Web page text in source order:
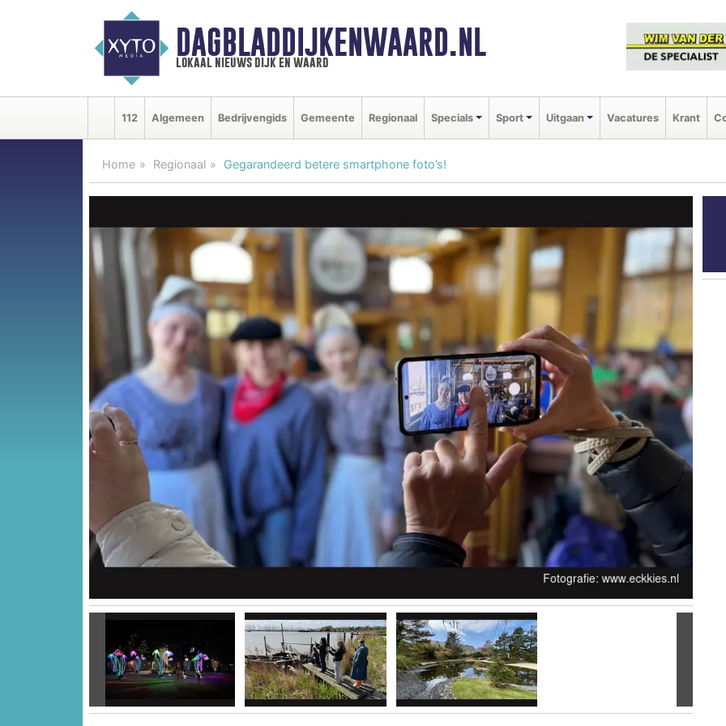
DAGBLADDIJKENWAARD.NL
lokaal nieuws dijk en waard
112 Algemeen Bedrijvengids Gemeente Regionaal Specials Sport Uitgaan Vacatures Krant
Home Regionaal Gegarandeerd betere smartphone foto’s!
Vorige